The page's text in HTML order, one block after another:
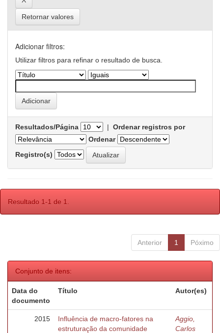
Retornar valores
Adicionar filtros:
Utilizar filtros para refinar o resultado de busca.
Resultados/Página | Ordenar registros por
Ordenar
Registro(s)
Resultado 1-1 de 1.
Anterior 1 Póximo
Conjunto de itens:
Data do
documento
Título Autor(es)
2015
Influência de macro-fatores na
estruturação da comunidade
Aggio,
Carlos